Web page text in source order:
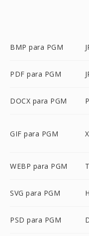
BMP para PGM
PDF para PGM
DOCX para PGM
GIF para PGM
WEBP para PGM
SVG para PGM
PSD para PGM